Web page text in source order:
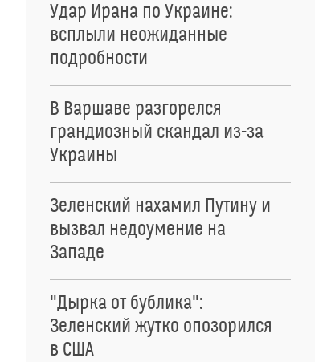
Удар Ирана по Украине:
всплыли неожиданные
подробности
В Варшаве разгорелся
грандиозный скандал из-за
Украины
Зеленский нахамил Путину и
вызвал недоумение на
Западе
"Дырка от бублика":
Зеленский жутко опозорился
в США